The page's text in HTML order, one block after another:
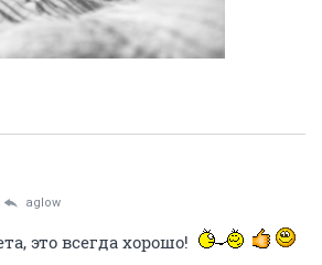
aglow
это всегда хорошо!